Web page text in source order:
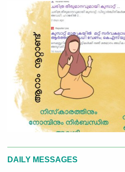
DAILY MESSAGES